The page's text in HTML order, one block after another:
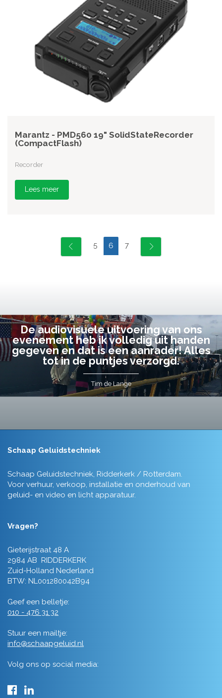
Marantz - PMD560 19" SolidStateRecorder
(CompactFlash)
Recorder
Lees meer
5 6 7
De audiovisuele uitvoering van ons
evenement heb ik volledig uit handen
gegeven en dat is een aanrader! Alles
tot in de puntjes verzorgd.
Tim de Lange
Schaap Geluidstechniek
Schaap Geluidstechniek, Ridderkerk / Rotterdam.
Voor verhuur, verkoop, installatie en onderhoud van
geluid- en video en licht apparatuur.
Vragen?
Gieterijstraat 48 A
2984 AB RIDDERKERK
Zuid-Holland Nederland
BTW: NL001280042B94
Geef een belletje:
010 - 476 31 32
Stuur een mailtje:
info@schaapgeluid.nl
Volg ons op social media: